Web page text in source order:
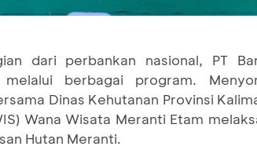
dari perbankan nasional, PT
berbagai program.
Dinas Kehutanan Provinsi
Wana Wisata Meranti Etam
Hutan Meranti.